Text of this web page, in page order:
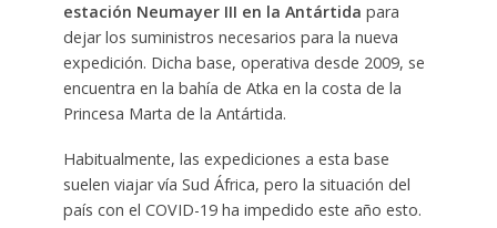
estación Neumayer III en la Antártida para
dejar los suministros necesarios para la nueva
expedición. Dicha base, operativa desde 2009, se
encuentra en la bahía de Atka en la costa de la
Princesa Marta de la Antártida.
Habitualmente, las expediciones a esta base
suelen viajar vía Sud África, pero la situación del
país con el COVID-19 ha impedido este año esto.